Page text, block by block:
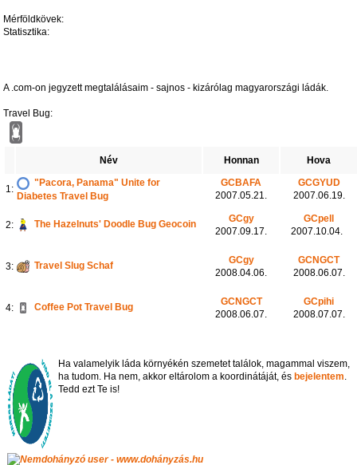
Mérföldkövek:
Statisztika:
A .com-on jegyzett megtalálásaim - sajnos - kizárólag magyarországi ládák.
Travel Bug:
Név Honnan Hova
1:
"Pacora, Panama" Unite for
Diabetes Travel Bug
GCBAFA
2007.05.21.
GCGYUD
2007.06.19.
2: The Hazelnuts' Doodle Bug Geocoin
GCgy
2007.09.17.
GCpell
2007.10.04.
3: Travel Slug Schaf
GCgy
2008.04.06.
GCNGCT
2008.06.07.
4: Coffee Pot Travel Bug
GCNGCT
2008.06.07.
GCpihi
2008.07.07.
Ha valamelyik láda környékén szemetet találok, magammal viszem,
ha tudom. Ha nem, akkor eltárolom a koordinátáját, és bejelentem.
Tedd ezt Te is!